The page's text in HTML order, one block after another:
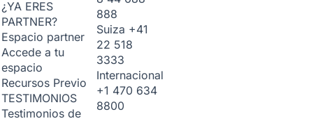
¿YA ERES
PARTNER?
Espacio partner
Accede a tu
espacio
Recursos Previo
TESTIMONIOS
Testimonios de
888
Suiza +41
22 518
3333
Internacional
+1 470 634
8800